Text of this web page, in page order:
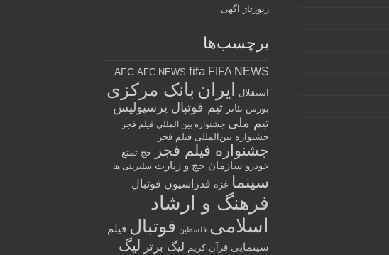
رپورتاژ آگهی
برچسب‌ها
AFC AFC NEWS fifa FIFA NEWS
استقلال ایران بانک مرکزی
بورس تئاتر تیم فوتبال پرسپولیس
تیم ملی جشنواره بین المللی فیلم فجر
جشنواره بین‌المللی فیلم فجر
جشنواره فیلم فجر
حج تمتع
خودرو سازمان حج و زیارت سلبریتی ها
سینما غزه فدراسیون فوتبال
فرهنگ و ارشاد
اسلامی فلسطین فوتبال فیلم
سینمایی قرآن کریم لیگ برتر لیگ